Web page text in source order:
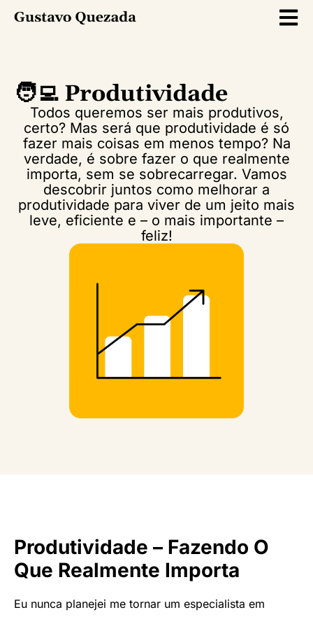
🧑‍💻 Produtividade
Todos queremos ser mais produtivos,
certo? Mas será que produtividade é só
fazer mais coisas em menos tempo? Na
verdade, é sobre fazer o que realmente
importa, sem se sobrecarregar. Vamos
descobrir juntos como melhorar a
produtividade para viver de um jeito mais
leve, eficiente e – o mais importante –
feliz!
Produtividade – Fazendo O
Que Realmente Importa
Eu nunca planejei me tornar um especialista em